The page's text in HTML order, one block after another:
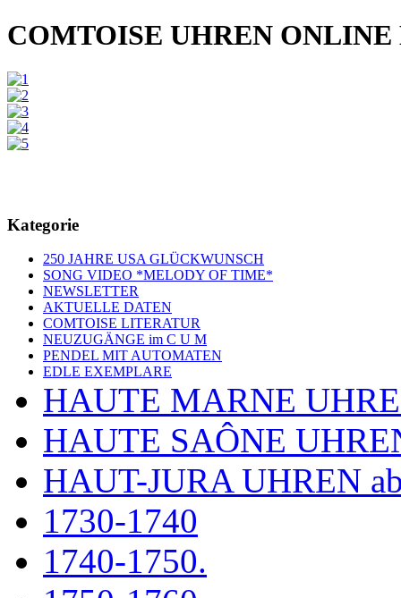
COMTOISE UHREN ONLINE
Kategorie
250 JAHRE USA GLÜCKWUNSCH
SONG VIDEO *MELODY OF TIME*
NEWSLETTER
AKTUELLE DATEN
COMTOISE LITERATUR
NEUZUGÄNGE im C U M
PENDEL MIT AUTOMATEN
EDLE EXEMPLARE
HAUTE MARNE
HAUTE SAÔNE
HAUT-JURA UHREN
1730-1740
1740-1750.